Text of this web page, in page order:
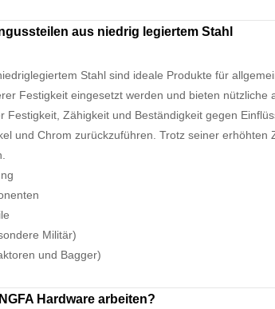
aus niedrig legiertem Stahl
Stahl sind ideale Produkte für
Festigkeit eingesetzt werden und bieten
Festigkeit, Zähigkeit und Beständigkeit gegen
und Chrom zurückzuführen. Trotz seiner
Militär)
und Bagger)
Hardware arbeiten?